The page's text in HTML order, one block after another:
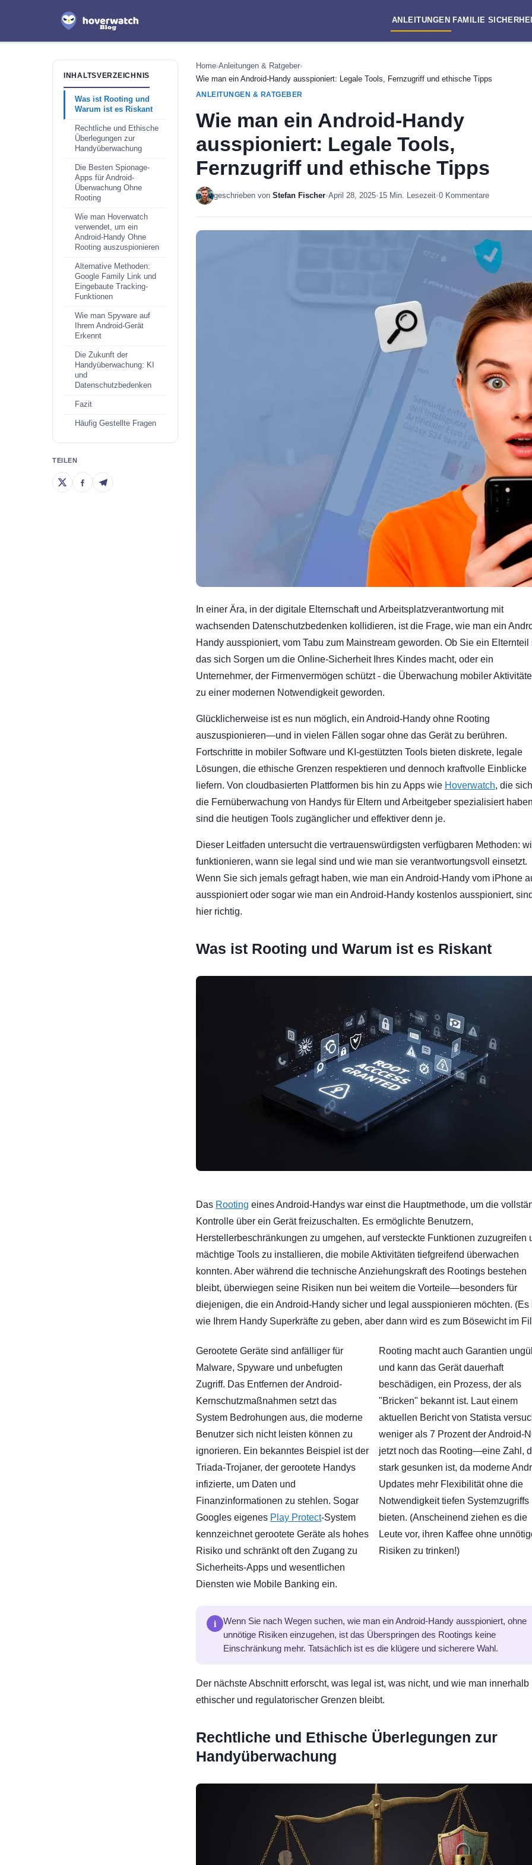
ANLEITUNGEN FAMILIE
INHALTSVERZEICHNIS
Was ist Rooting und
Warum ist es Riskant
Rechtliche und Ethische
Überlegungen zur
Handyüberwachung
Die Besten Spionage-
Apps für Android-
Überwachung Ohne
Rooting
Wie man Hoverwatch
verwendet, um ein
Android-Handy Ohne
Rooting auszuspionieren
Alternative Methoden:
Google Family Link und
Eingebaute Tracking-
Funktionen
Wie man Spyware auf
Ihrem Android-Gerät
Erkennt
Die Zukunft der
Handyüberwachung: KI
und
Datenschutzbedenken
Fazit
Häufig Gestellte Fragen
TEILEN
Home›Anleitungen & Ratgeber›
Wie man ein Android-Handy ausspioniert: Legale Tools, Fernzugriff und ethische Tipps
ANLEITUNGEN & RATGEBER
Wie man ein Android-Handy
ausspioniert: Legale Tools,
Fernzugriff und ethische Tipps
geschrieben von Stefan Fischer•April 28, 2025•15 Min. Lesezeit•0 Kommentare
In einer Ära, in der digitale Elternschaft und Arbeitsplatzverantwortung mit
wachsenden Datenschutzbedenken kollidieren, ist die Frage, wie man ein
Handy ausspioniert, vom Tabu zum Mainstream geworden. Ob Sie ein Elternteil
das sich Sorgen um die Online-Sicherheit Ihres Kindes macht, oder ein
Unternehmer, der Firmenvermögen schützt - die Überwachung mobiler
zu einer modernen Notwendigkeit geworden.
Glücklicherweise ist es nun möglich, ein Android-Handy ohne Rooting
auszuspionieren—und in vielen Fällen sogar ohne das Gerät zu berühren.
Fortschritte in mobiler Software und KI-gestützten Tools bieten diskrete, legale
Lösungen, die ethische Grenzen respektieren und dennoch kraftvolle Einblicke
liefern. Von cloudbasierten Plattformen bis hin zu Apps wie Hoverwatch, die
die Fernüberwachung von Handys für Eltern und Arbeitgeber spezialisiert
sind die heutigen Tools zugänglicher und effektiver denn je.
Dieser Leitfaden untersucht die vertrauenswürdigsten verfügbaren Methoden:
funktionieren, wann sie legal sind und wie man sie verantwortungsvoll einsetzt.
Wenn Sie sich jemals gefragt haben, wie man ein Android-Handy vom iPhone
ausspioniert oder sogar wie man ein Android-Handy kostenlos ausspioniert,
hier richtig.
Was ist Rooting und Warum ist es Riskant
Das Rooting eines Android-Handys war einst die Hauptmethode, um die
Kontrolle über ein Gerät freizuschalten. Es ermöglichte Benutzern,
Herstellerbeschränkungen zu umgehen, auf versteckte Funktionen zuzugreifen
mächtige Tools zu installieren, die mobile Aktivitäten tiefgreifend überwachen
konnten. Aber während die technische Anziehungskraft des Rootings bestehen
bleibt, überwiegen seine Risiken nun bei weitem die Vorteile—besonders für
diejenigen, die ein Android-Handy sicher und legal ausspionieren möchten. (Es
wie Ihrem Handy Superkräfte zu geben, aber dann wird es zum Bösewicht im
Gerootete Geräte sind anfälliger für
Malware, Spyware und unbefugten
Zugriff. Das Entfernen der Android-
Kernschutzmaßnahmen setzt das
System Bedrohungen aus, die moderne
Benutzer sich nicht leisten können zu
ignorieren. Ein bekanntes Beispiel ist der
Triada-Trojaner, der gerootete Handys
infizierte, um Daten und
Finanzinformationen zu stehlen. Sogar
Googles eigenes Play Protect-System
kennzeichnet gerootete Geräte als hohes
Risiko und schränkt oft den Zugang zu
Sicherheits-Apps und wesentlichen
Diensten wie Mobile Banking ein.
Rooting macht auch Garantien
und kann das Gerät dauerhaft
beschädigen, ein Prozess, der als
"Bricken" bekannt ist. Laut einem
aktuellen Bericht von Statista
weniger als 7 Prozent der Android-
jetzt noch das Rooting—eine Zahl,
stark gesunken ist, da moderne
Updates mehr Flexibilität ohne die
Notwendigkeit tiefen Systemzugriffs
bieten. (Anscheinend ziehen es die
Leute vor, ihren Kaffee ohne
Risiken zu trinken!)
i
Wenn Sie nach Wegen suchen, wie man ein Android-Handy ausspioniert, ohne
unnötige Risiken einzugehen, ist das Überspringen des Rootings keine
Einschränkung mehr. Tatsächlich ist es die klügere und sicherere Wahl.
Der nächste Abschnitt erforscht, was legal ist, was nicht, und wie man innerhalb
ethischer und regulatorischer Grenzen bleibt.
Rechtliche und Ethische Überlegungen zur
Handyüberwachung